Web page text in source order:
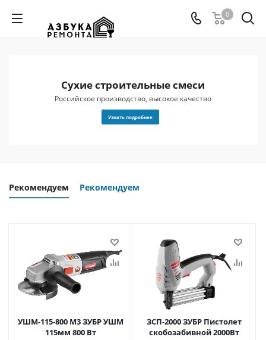
0
Сухие строительные смеси
Российское производство, высокое качество
Узнать подробнее
Рекомендуем Рекомендуем
УШМ-115-800 М3 ЗУБР УШМ
115мм 800 Вт
ЗСП-2000 ЗУБР Пистолет
скобозабивной 2000Вт